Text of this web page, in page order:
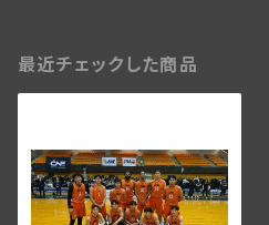
最近チェックした商品